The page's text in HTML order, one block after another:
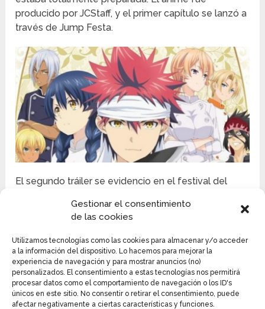
Gestionar el consentimiento
de las cookies
Utilizamos tecnologías como las cookies para almacenar y/o acceder
a la información del dispositivo. Lo hacemos para mejorar la
experiencia de navegación y para mostrar anuncios (no)
personalizados. El consentimiento a estas tecnologías nos permitirá
procesar datos como el comportamiento de navegación o los ID's
únicos en este sitio. No consentir o retirar el consentimiento, puede
afectar negativamente a ciertas características y funciones.
producido por JCStaff, y el primer capítulo se lanzó a
través de Jump Festa.
El segundo tráiler se evidencio en el festival del
tal comenzaron en abril de ese año, en los bloques
de Animeism en los canales TBS, CBC, BS-TBS Y
MBS, y la culminación de esta primera temporada
fue en septiembre de 2015. La misma se transmitió
subtitulada en inglés y fue licenciado por Sentai
Filmworks para su distribución en Norteamérica.
La segunda temporada se anunció en la revista